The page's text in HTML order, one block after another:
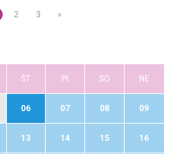
2 3 »
ŠT PI SO NE
06 07 08 09
13 14 15 16